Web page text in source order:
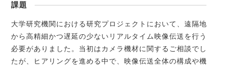
課題
大学研究機関における研究プロジェクトにおいて、遠隔地
から高精細かつ遅延の少ないリアルタイム映像伝送を行う
必要がありました。当初はカメラ機材に関するご相談でし
たが、ヒアリングを進める中で、映像伝送全体の構成や機